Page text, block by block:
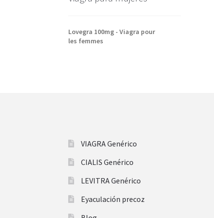
Lovegra 100mg - Viagra pour
les femmes
VIAGRA Genérico
CIALIS Genérico
LEVITRA Genérico
Eyaculación precoz